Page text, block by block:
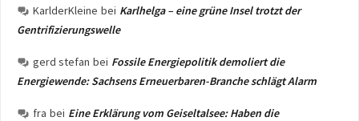
KarlderKleine bei Karlhelga – eine grüne Insel trotzt der
Gentrifizierungswelle
gerd stefan bei Fossile Energiepolitik demoliert die
Energiewende: Sachsens Erneuerbaren-Branche schlägt Alarm
fra bei Eine Erklärung vom Geiseltalsee: Haben die